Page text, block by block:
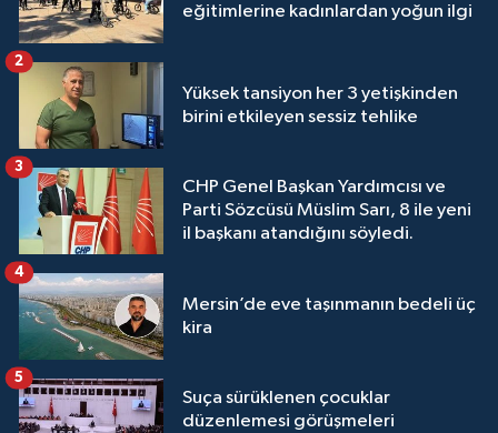
eğitimlerine kadınlardan yoğun ilgi
Yüksek tansiyon her 3 yetişkinden
birini etkileyen sessiz tehlike
2
CHP Genel Başkan Yardımcısı ve
Parti Sözcüsü Müslim Sarı, 8 ile yeni
il başkanı atandığını söyledi.
3
Mersin’de eve taşınmanın bedeli üç
kira
4
Suça sürüklenen çocuklar
düzenlemesi görüşmeleri
5